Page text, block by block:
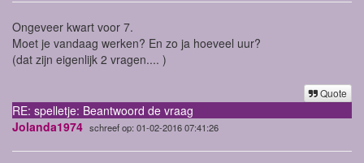
Ongeveer kwart voor 7.
Moet je vandaag werken? En zo ja hoeveel uur?
(dat zijn eigenlijk 2 vragen.... )
Quote
RE: spelletje: Beantwoord de vraag
Jolanda1974 schreef op: 01-02-2016 07:41:26